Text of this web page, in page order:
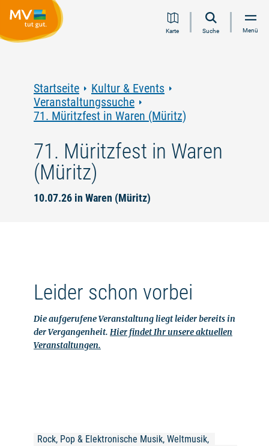
Inhalt
Navigation
Volltextsuche
FooterKarte Suche Menü
Startseite
Kultur & Events
Veranstaltungssuche
71. Müritzfest in Waren (Müritz)
71. Müritzfest in Waren
(Müritz)
10.07.26 in Waren (Müritz)
Leider schon vorbei
Die aufgerufene Veranstaltung liegt leider bereits in
der Vergangenheit. Hier findet Ihr unsere aktuellen
Veranstaltungen.
Rock, Pop & Elektronische Musik, Weltmusik,